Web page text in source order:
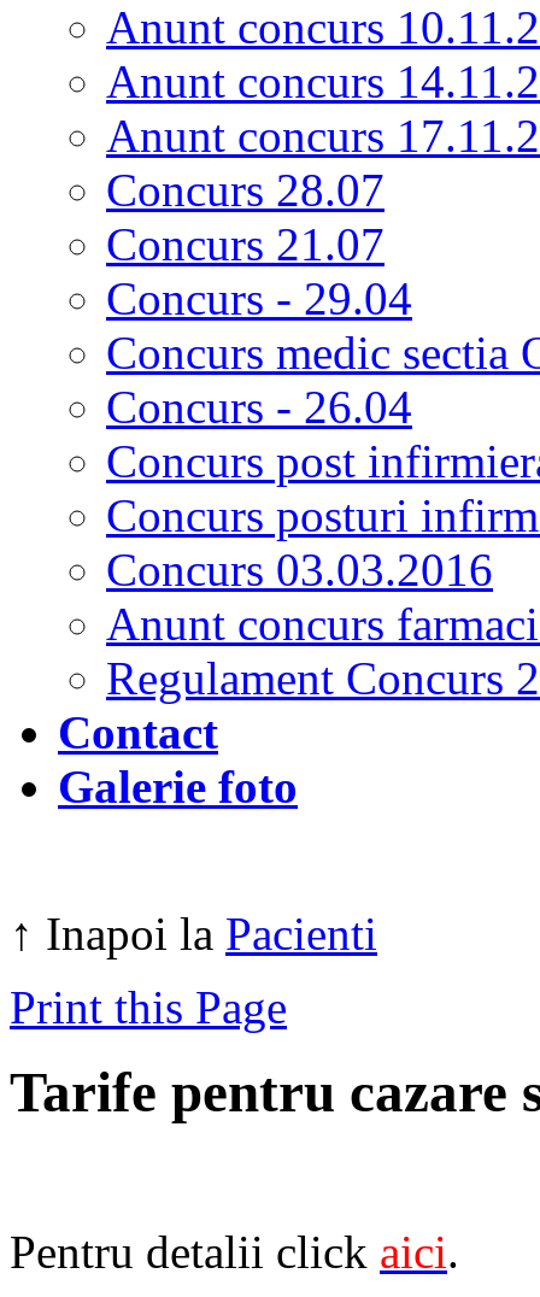
Anunt concurs
Anunt concurs
Anunt concurs
Concurs 28.07
Concurs 21.07
Concurs - 29.04
Concurs medic sectia
Concurs - 26.04
Concurs post
Concurs posturi
Concurs 03.03.2016
Anunt concurs
Regulament Concurs
Contact
Galerie foto
↑ Inapoi la Pacienti
Print this Page
Tarife pentru cazare
Pentru detalii click aici.